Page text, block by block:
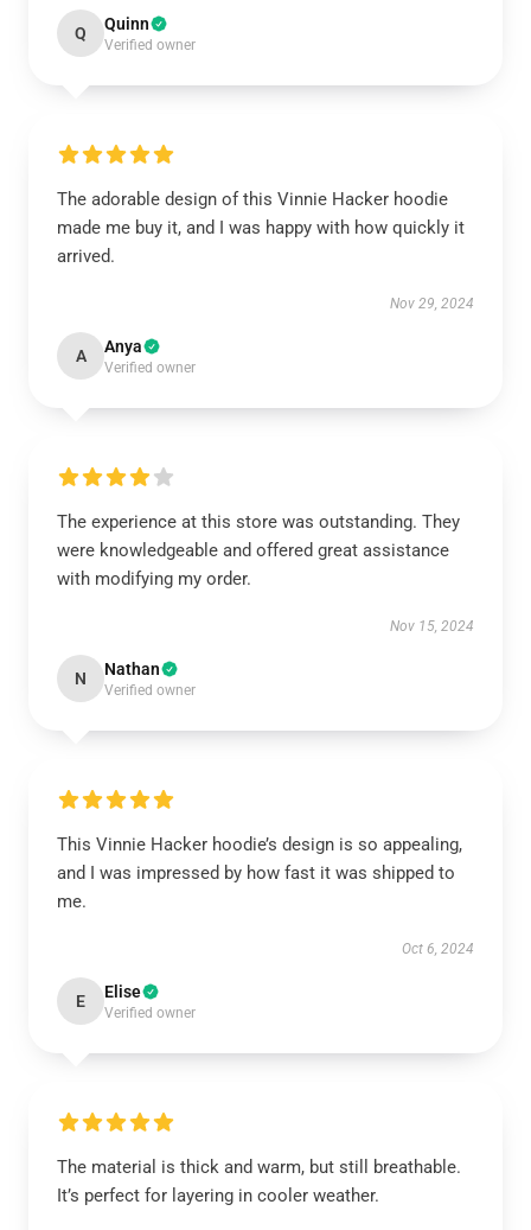
Q Quinn
Verified owner
The adorable design of this Vinnie Hacker hoodie
made me buy it, and I was happy with how quickly it
arrived.
Nov 29, 2024
A Anya
Verified owner
The experience at this store was outstanding. They
were knowledgeable and offered great assistance
with modifying my order.
Nov 15, 2024
N Nathan
Verified owner
This Vinnie Hacker hoodie’s design is so appealing,
and I was impressed by how fast it was shipped to
me.
Oct 6, 2024
E Elise
Verified owner
The material is thick and warm, but still breathable.
It’s perfect for layering in cooler weather.